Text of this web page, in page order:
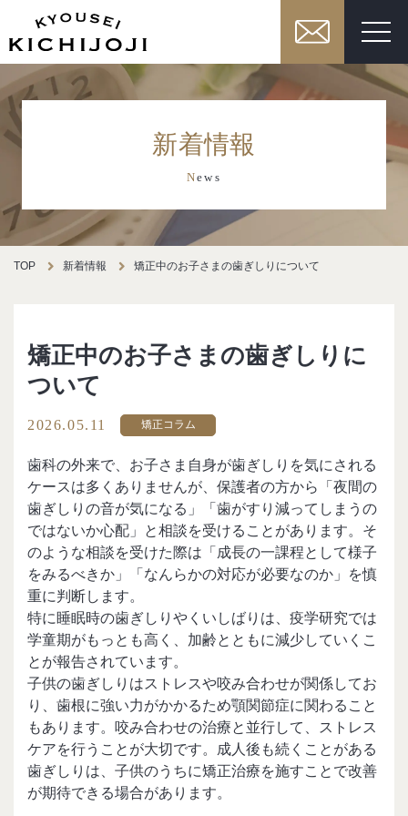
新着情報
News
TOP 新着情報 矯正中のお子さまの歯ぎしりについて
矯正中のお子さまの歯ぎしりに
ついて
2026.05.11 矯正コラム
歯科の外来で、お子さま自身が歯ぎしりを気にされる
ケースは多くありませんが、保護者の方から「夜間の
歯ぎしりの音が気になる」「歯がすり減ってしまうの
ではないか心配」と相談を受けることがあります。そ
のような相談を受けた際は「成長の一課程として様子
をみるべきか」「なんらかの対応が必要なのか」を慎
重に判断します。
特に睡眠時の歯ぎしりやくいしばりは、疫学研究では
学童期がもっとも高く、加齢とともに減少していくこ
とが報告されています。
子供の歯ぎしりはストレスや咬み合わせが関係してお
り、歯根に強い力がかかるため顎関節症に関わること
もあります。咬み合わせの治療と並行して、ストレス
ケアを行うことが大切です。成人後も続くことがある
歯ぎしりは、子供のうちに矯正治療を施すことで改善
が期待できる場合があります。